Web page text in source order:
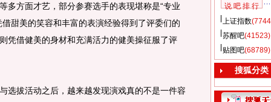
多方面才艺，部分参赛选手的表现堪称是“专业
甜美的笑容和丰富的表演经验得到了评委们的
凭借健美的身材和充满活力的健美操征服了评
拔活动之后，越来越发现演戏真的不是一件容
说 吧 排 行
上证指数
苏醒吧(41523)
贴图吧(68789)
搜狐分类